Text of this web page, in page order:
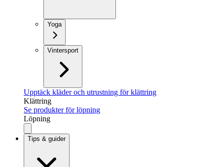
Yoga
Vintersport
Upptäck kläder och utrustning för klättring
Klättring
Se produkter för löpning
Löpning
Tips & guider